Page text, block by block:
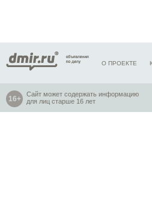
О ПРОЕКТЕ
Сайт может содержать информацию
для лиц старше 16 лет